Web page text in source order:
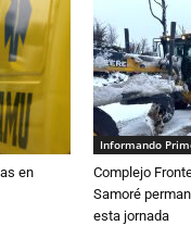
en
Informando
Complejo
Samoré
esta jornada